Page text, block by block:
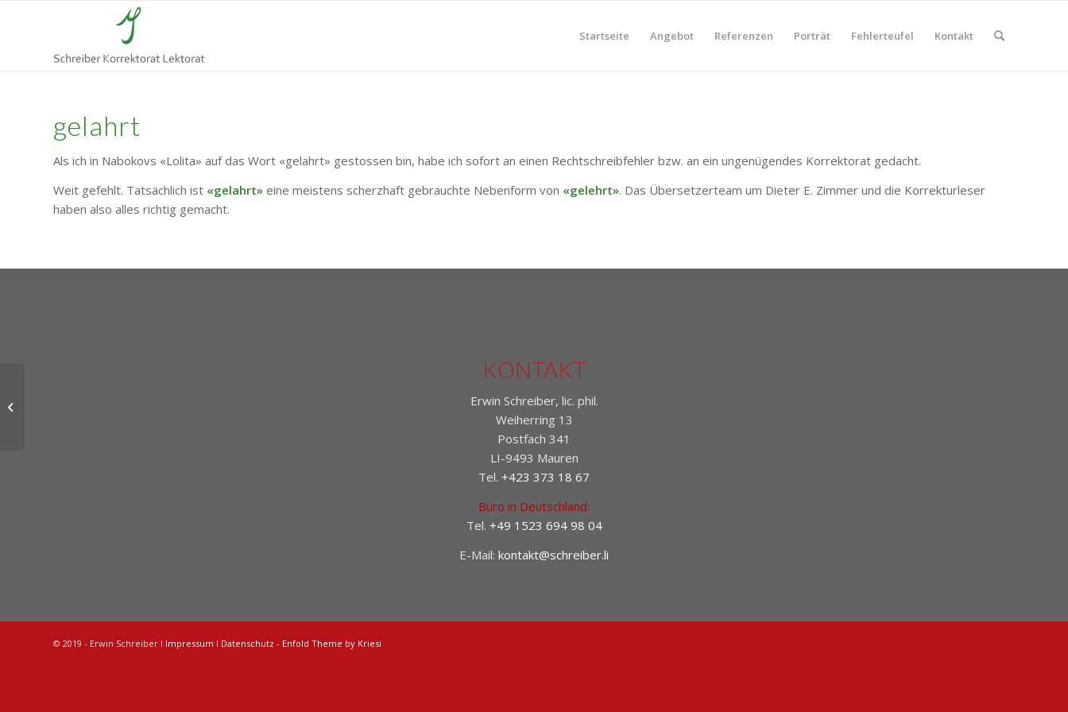
Startseite Angebot Referenzen Porträt Fehlerteufel Kontakt
gelahrt
Als ich in Nabokovs «Lolita» auf das Wort «gelahrt» gestossen bin, habe ich sofort an einen Rechtschreibfehler bzw. an ein ungenügendes Korrektorat gedacht.
Weit gefehlt. Tatsächlich ist «gelahrt» eine meistens scherzhaft gebrauchte Nebenform von «gelehrt». Das Übersetzerteam um Dieter E. Zimmer und die Korrekturleser
haben also alles richtig gemacht.
KONTAKT
Erwin Schreiber, lic. phil.
Weiherring 13
Postfach 341
LI-9493 Mauren
Tel. +423 373 18 67
Büro in Deutschland:
Tel. +49 1523 694 98 04
E-Mail: kontakt@schreiber.li
© 2019 - Erwin Schreiber I Impressum I Datenschutz - Enfold Theme by Kriesi